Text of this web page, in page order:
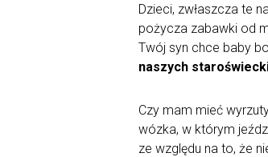
Dzieci, zwłaszcza te
pożycza zabawki od
Twój syn chce baby
naszych
Czy mam mieć
wózka, w którym
ze względu na to, że